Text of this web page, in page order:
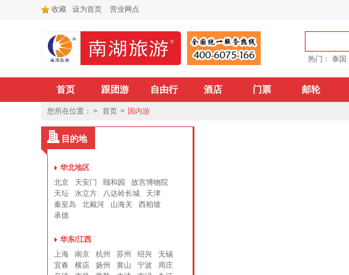
收藏 设为首页 营业网点
热门： 泰国
首页 跟团游 自由行 酒店 门票 邮轮
您所在位置： > 首页 > 国内游
目的地
华北地区
北京
天安门 颐和园
故宫博物院
天坛
水立方 八达岭长城
天津
秦皇岛
北戴河 山海关
西柏坡
承德
华东/江西
上海
南京 杭州 苏州 绍兴
无锡
宜春
横店 扬州 黄山 宁波
周庄